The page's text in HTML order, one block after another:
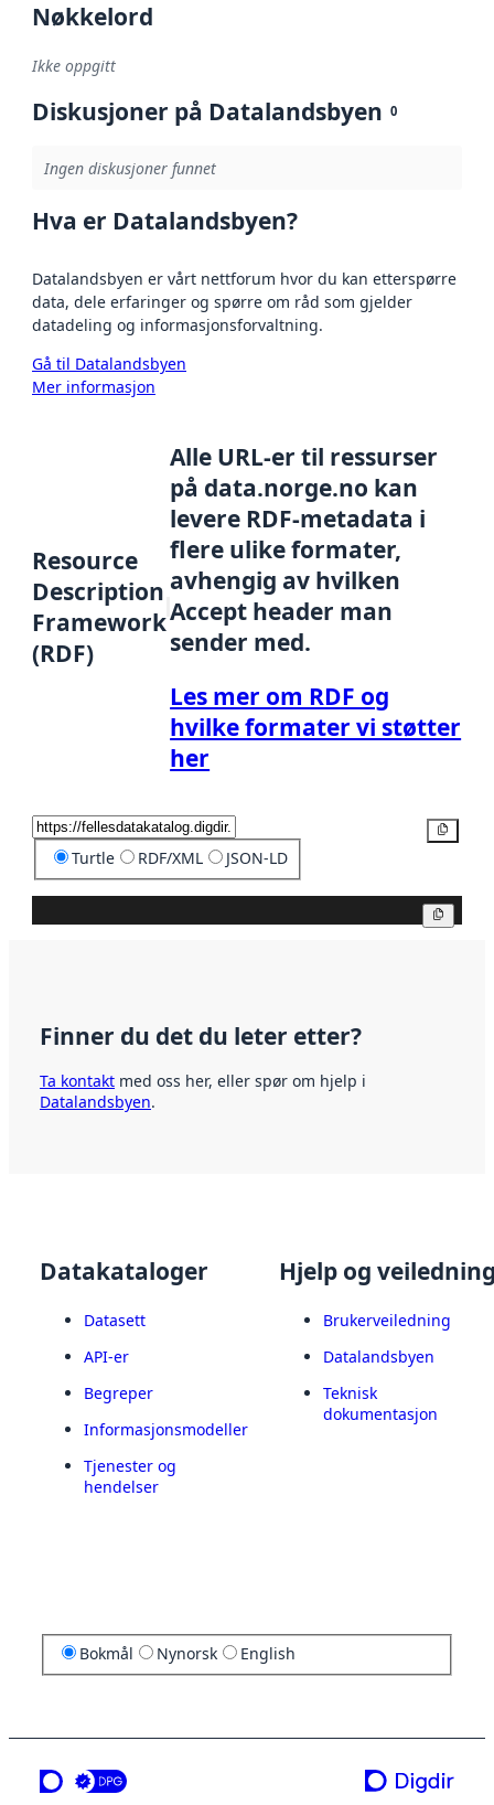
Nøkkelord
Ikke oppgitt
Diskusjoner på Datalandsbyen 0
Ingen diskusjoner funnet
Hva er Datalandsbyen?
Datalandsbyen er vårt nettforum hvor du kan etterspørre
data, dele erfaringer og spørre om råd som gjelder
datadeling og informasjonsforvaltning.
Gå til Datalandsbyen
Mer informasjon
Resource
Description
Framework
(RDF)
Alle URL-er til ressurser
på data.norge.no kan
levere RDF-metadata i
flere ulike formater,
avhengig av hvilken
Accept header man
sender med.
Les mer om RDF og
hvilke formater vi støtter
her
Turtle RDF/XML JSON-LD
Finner du det du leter etter?
Ta kontakt med oss her, eller spør om hjelp i
Datalandsbyen.
Datakataloger
Datasett
API-er
Begreper
Informasjonsmodeller
Tjenester og
hendelser
Hjelp og
Brukerveiledning
Datalandsbyen
Teknisk
dokumentasjon
Bokmål Nynorsk English